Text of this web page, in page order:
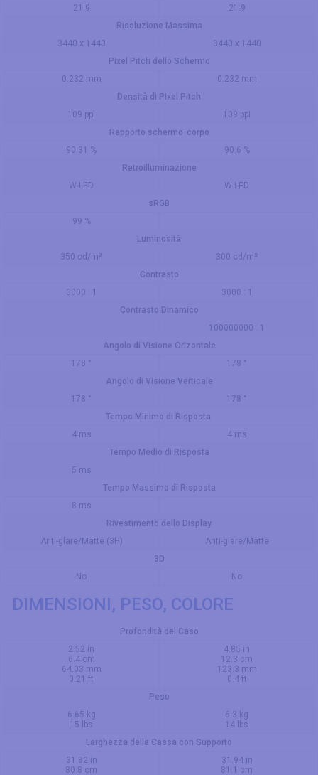
21:9
21:9
Risoluzione Massima
3440 x 1440
3440 x 1440
Pixel Pitch dello Schermo
0.232 mm
0.232 mm
Densità di Pixel Pitch
109 ppi
109 ppi
Rapporto schermo-corpo
90.31 %
90.6 %
Retroilluminazione
W-LED
W-LED
sRGB
99 %
Luminosità
350 cd/m²
300 cd/m²
Contrasto
3000 : 1
3000 : 1
Contrasto Dinamico
100000000 : 1
Angolo di Visione Orizontale
178 °
178 °
Angolo di Visione Verticale
178 °
178 °
Tempo Minimo di Risposta
4 ms
4 ms
Tempo Medio di Risposta
5 ms
Tempo Massimo di Risposta
8 ms
Rivestimento dello Display
Anti-glare/Matte (3H)
Anti-glare/Matte
3D
No
No
DIMENSIONI, PESO, COLORE
Profondità del Caso
2.52 in
6.4 cm
64.03 mm
0.21 ft
4.85 in
12.3 cm
123.3 mm
0.4 ft
Peso
6.65 kg
15 lbs
6.3 kg
14 lbs
Larghezza della Cassa con Supporto
31.82 in
80.8 cm
31.94 in
81.1 cm